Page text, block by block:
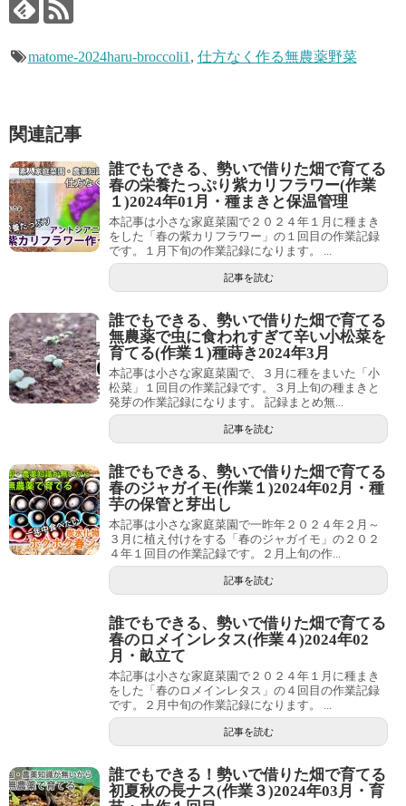
matome-2024haru-broccoli1 , 仕方なく作る無農薬野菜
関連記事
誰でもできる、勢いで借りた畑で育てる
春の栄養たっぷり紫カリフラワー(作業
１)2024年01月・種まきと保温管理
本記事は小さな家庭菜園で２０２４年１月に種まき
をした「春の紫カリフラワー」の１回目の作業記録
です。１月下旬の作業記録になります。 ...
記事を読む
誰でもできる、勢いで借りた畑で育てる
無農薬で虫に食われすぎて辛い小松菜を
育てる(作業１)種蒔き2024年3月
本記事は小さな家庭菜園で、３月に種をまいた「小
松菜」１回目の作業記録です。３月上旬の種まきと
発芽の作業記録になります。 記録まとめ無...
記事を読む
誰でもできる、勢いで借りた畑で育てる
春のジャガイモ(作業１)2024年02月・種
芋の保管と芽出し
本記事は小さな家庭菜園で一昨年２０２４年２月～
３月に植え付けをする「春のジャガイモ」の２０２
４年１回目の作業記録です。２月上旬の作...
記事を読む
誰でもできる、勢いで借りた畑で育てる
春のロメインレタス(作業４)2024年02
月・畝立て
本記事は小さな家庭菜園で２０２４年１月に種まき
をした「春のロメインレタス」の４回目の作業記録
です。２月中旬の作業記録になります。 ...
記事を読む
誰でもできる！勢いで借りた畑で育てる
初夏秋の長ナス(作業３)2024年03月・育